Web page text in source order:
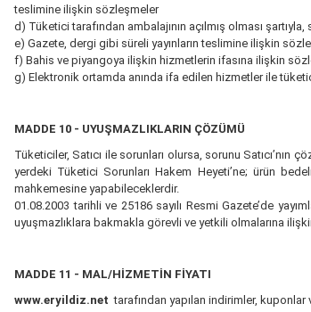
teslimine ilişkin sözleşmeler
d) Tüketici tarafından ambalajının açılmış olması
e) Gazete, dergi gibi süreli yayınların teslimine ilişkin
f) Bahis ve piyangoya ilişkin hizmetlerin ifasına ilişkin
g) Elektronik ortamda anında ifa edilen hizmetler ile
MADDE 10 - UYUŞMAZLIKLARIN ÇÖZÜMÜ
Tüketiciler, Satıcı ile sorunları olursa, sorunu
yerdeki Tüketici Sorunları Hakem Heyeti’ne; ürün
mahkemesine yapabileceklerdir.
01.08.2003 tarihli ve 25186 sayılı Resmi Gazete’de
uyuşmazlıklara bakmakla görevli ve yetkili olmalarına
MADDE 11 - MAL/HİZMETİN FİYATI
www.eryildiz.net tarafından yapılan indirimler, kuponlar